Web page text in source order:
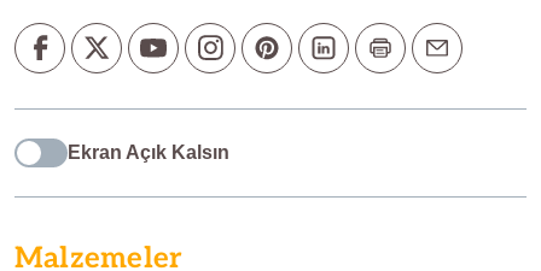
Ekran Açık Kalsın
Malzemeler